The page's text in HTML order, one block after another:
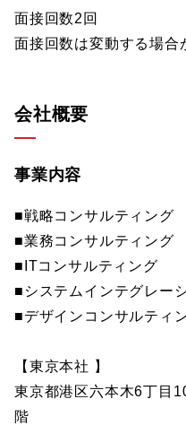
面接回数2回
面接回数は変動する場合
会社概要
事業内容
■戦略コンサルティング
■業務コンサルティング
■ITコンサルティング
■システムインテグレー
■デザインコンサルティ
【東京本社 】
東京都港区六本木6丁目
階